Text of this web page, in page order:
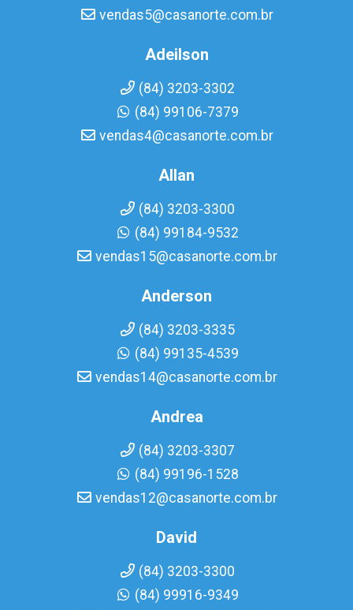
vendas5@casanorte.com.br
Adeilson
(84) 3203-3302
(84) 99106-7379
vendas4@casanorte.com.br
Allan
(84) 3203-3300
(84) 99184-9532
vendas15@casanorte.com.br
Anderson
(84) 3203-3335
(84) 99135-4539
vendas14@casanorte.com.br
Andrea
(84) 3203-3307
(84) 99196-1528
vendas12@casanorte.com.br
David
(84) 3203-3300
(84) 99916-9349